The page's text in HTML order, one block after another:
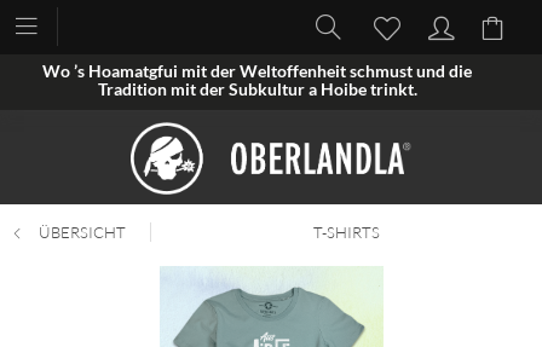
Wo ’s Hoamatgfui mit der Weltoffenheit schmust und die
Tradition mit der Subkultur a Hoibe trinkt.
ÜBERSICHT T-SHIRTS